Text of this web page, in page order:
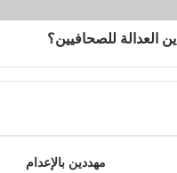
اين العدالة للصحافيين؟
مهددين بالإعدام